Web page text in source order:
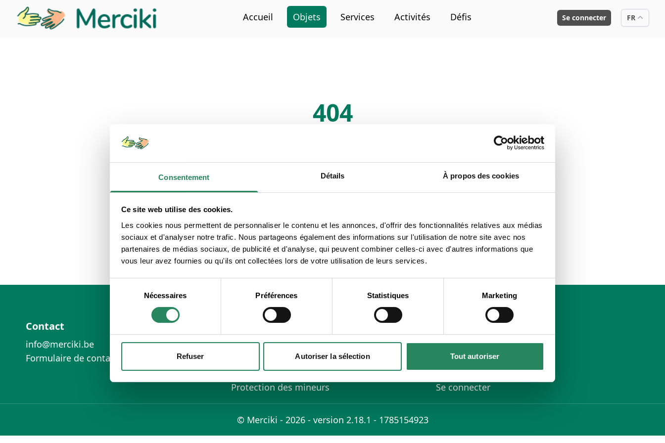
Consentement Détails À propos des cookies
Ce site web utilise des cookies.
Les cookies nous permettent de personnaliser le contenu et les annonces, d'offrir des fonctionnalités relatives aux médias
sociaux et d'analyser notre trafic. Nous partageons également des informations sur l'utilisation de notre site avec nos
partenaires de médias sociaux, de publicité et d'analyse, qui peuvent combiner celles-ci avec d'autres informations que
vous leur avez fournies ou qu'ils ont collectées lors de votre utilisation de leurs services.
Sélection
consentement
Nécessaires Préférences Statistiques Marketing
Refuser Autoriser la sélection Tout autoriser
Accueil Objets Services Activités Défis Se connecter FR
404
La page que vous cherchez n'existe pas ou a été déplacée.
Contact
info@merciki.be
Formulaire de contact
En savoir plus
FAQ
Conditions d'utilisation
Règlement de la vie privée
Protection des mineurs
Plan du site
Suppression de compte
Concours
S'inscrire
Se connecter
© Merciki - 2026 - version 2.18.1 - 1785154923